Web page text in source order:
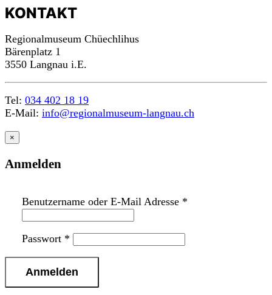
KONTAKT
Regionalmuseum Chüechlihus
Bärenplatz 1
3550 Langnau i.E.
Tel: 034 402 18 19
E-Mail: info@regionalmuseum-langnau.ch
×
Anmelden
Benutzername oder E-Mail Adresse *
Passwort *